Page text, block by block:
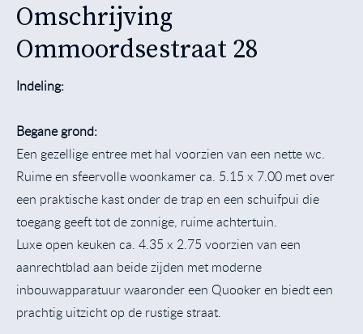
Omschrijving
Ommoordsestraat 28
Indeling:
Begane grond:
Een gezellige entree met hal voorzien van een nette wc.
Ruime en sfeervolle woonkamer ca. 5.15 x 7.00 met over
een praktische kast onder de trap en een schuifpui die
toegang geeft tot de zonnige, ruime achtertuin.
Luxe open keuken ca. 4.35 x 2.75 voorzien van een
aanrechtblad aan beide zijden met moderne
inbouwapparatuur waaronder een Quooker en biedt een
prachtig uitzicht op de rustige straat.